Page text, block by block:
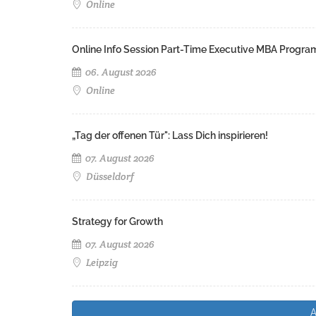
Online
Online Info Session Part-Time Executive MBA
06. August 2026
Online
„Tag der offenen Tür": Lass Dich inspirieren!
07. August 2026
Düsseldorf
Strategy for Growth
07. August 2026
Leipzig